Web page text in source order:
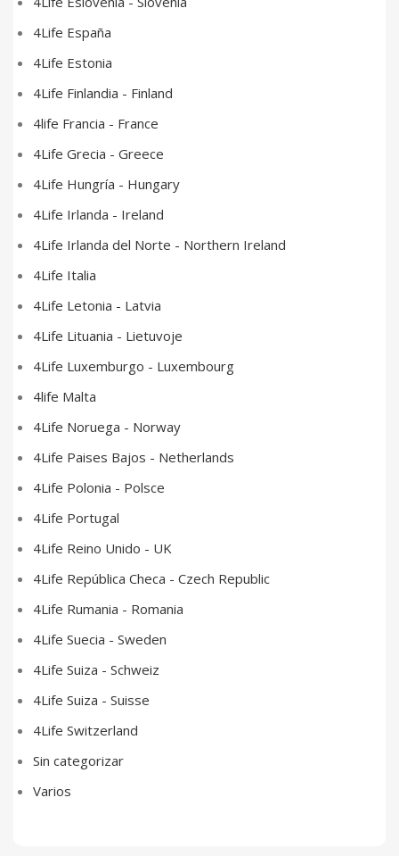
4Life España
4Life Estonia
4Life Finlandia - Finland
4life Francia - France
4Life Grecia - Greece
4Life Hungría - Hungary
4Life Irlanda - Ireland
4Life Irlanda del Norte - Northern Ireland
4Life Italia
4Life Letonia - Latvia
4Life Lituania - Lietuvoje
4Life Luxemburgo - Luxembourg
4life Malta
4Life Noruega - Norway
4Life Paises Bajos - Netherlands
4Life Polonia - Polsce
4Life Portugal
4Life Reino Unido - UK
4Life República Checa - Czech Republic
4Life Rumania - Romania
4Life Suecia - Sweden
4Life Suiza - Schweiz
4Life Suiza - Suisse
4Life Switzerland
Sin categorizar
Varios